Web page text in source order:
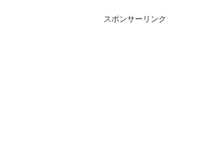
スポンサーリンク